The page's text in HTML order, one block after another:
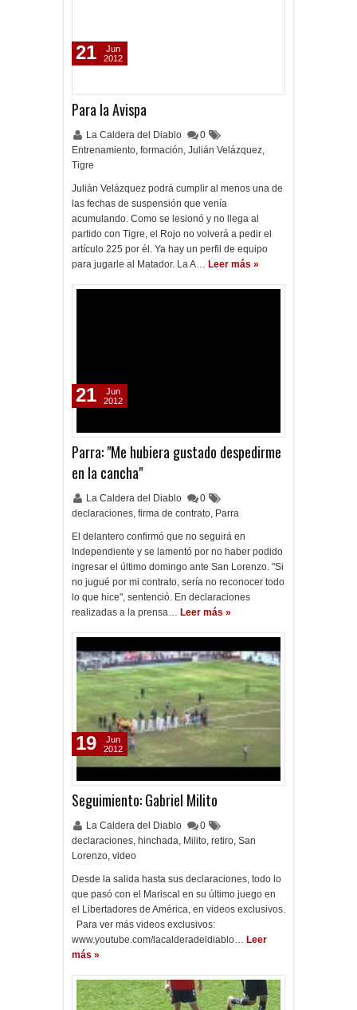
Para la Avispa
La Caldera del Diablo
0
Entrenamiento, formación, Julián Velázquez,
Tigre
Julián Velázquez podrá cumplir al menos una de
las fechas de suspensión que venía
acumulando. Como se lesionó y no llega al
partido con Tigre, el Rojo no volverá a pedir el
artículo 225 por él. Ya hay un perfil de equipo
para jugarle al Matador. La A… Leer más »
21
Jun
2012
Parra: "Me hubiera gustado despedirme
en la cancha"
La Caldera del Diablo
0
declaraciones, firma de contrato, Parra
El delantero confirmó que no seguirá en
Independiente y se lamentó por no haber podido
ingresar el último domingo ante San Lorenzo. "Si
no jugué por mi contrato, sería no reconocer todo
lo que hice", sentenció. En declaraciones
realizadas a la prensa… Leer más »
21
Jun
2012
Seguimiento: Gabriel Milito
La Caldera del Diablo
0
declaraciones, hinchada, Milito, retiro, San
Lorenzo, video
Desde la salida hasta sus declaraciones, todo lo
que pasó con el Mariscal en su último juego en
el Libertadores de América, en videos exclusivos.
Para ver más videos exclusivos:
www.youtube.com/lacalderadeldiablo… Leer
más »
19
Jun
2012